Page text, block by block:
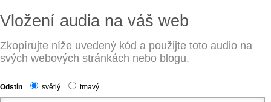
Vložení audia na váš web
Zkopírujte níže uvedený kód a použijte toto audio na
svých webových stránkách nebo blogu.
Odstín světlý tmavý